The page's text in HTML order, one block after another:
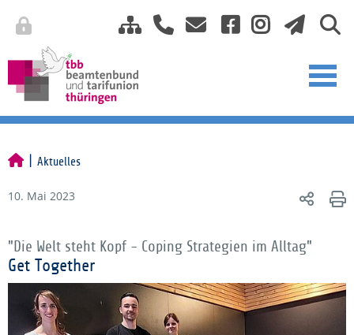
Aktuelles
10. Mai 2023
"Die Welt steht Kopf - Coping Strategien im Alltag"
Get Together